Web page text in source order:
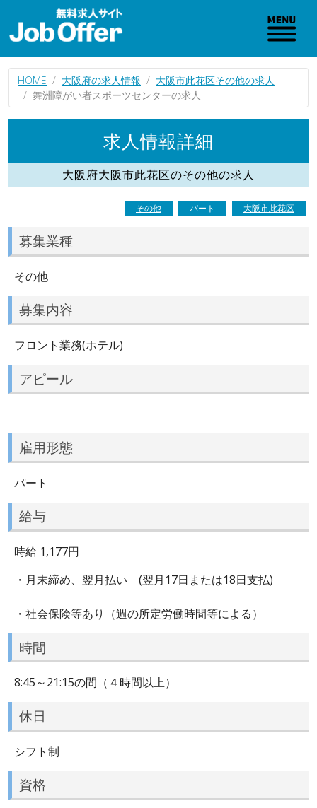
HOME 大阪府の求人情報
大阪市此花区その他の求人
舞洲障がい者スポーツセンターの求人
求人情報詳細
大阪府大阪市此花区のその他の求人
その他 パート 大阪市此花区
募集業種
その他
募集内容
フロント業務(ホテル)
アピール
雇用形態
パート
給与
時給 1,177円
・月末締め、翌月払い (翌月17日または18日支払)
・社会保険等あり（週の所定労働時間等による）
時間
8:45～21:15の間（４時間以上）
休日
シフト制
資格